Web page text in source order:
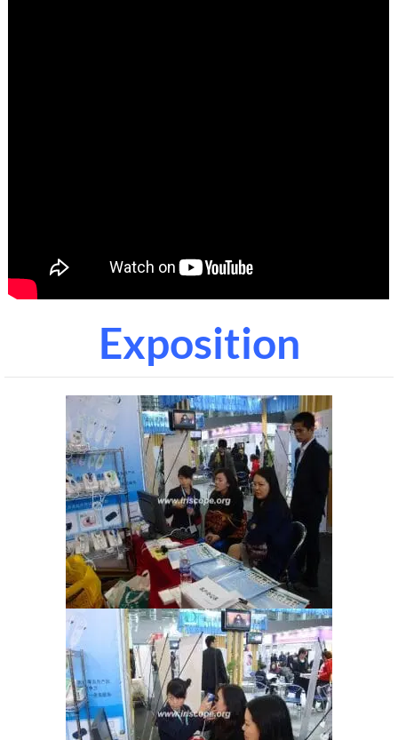
Exposition